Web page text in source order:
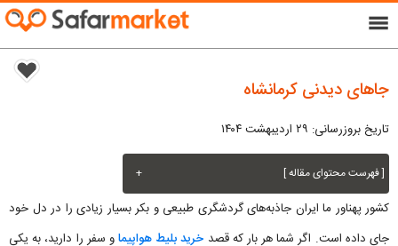
menu
جاهای دیدنی کرمانشاه
تاریخ بروزرسانی: ۲۹ اردیبهشت ۱۴۰۴
[ فهرست محتوای مقاله ] +
کشور پهناور ما ایران جاذبه‌های گردشگری طبیعی و بکر بسیار زیادی را در دل خود
جای داده است. اگر شما هر بار که قصد خرید بلیط هواپیماو سفر را دارید، به یکی